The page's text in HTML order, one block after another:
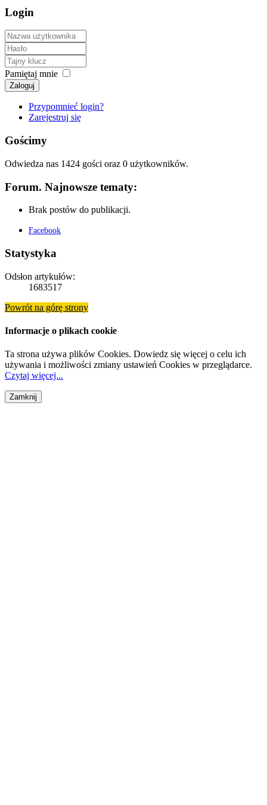
Login
Pamiętaj mnie
Zaloguj
Przypomnieć login?
Zarejestruj się
Gościmy
Odwiedza nas 1424 gości oraz 0 użytkowników.
Forum. Najnowsze tematy:
Brak postów do publikacji.
Facebook
Statystyka
Odsłon artykułów:
1683517
Powrót na górę strony
Informacje o plikach cookie
Ta strona używa plików Cookies. Dowiedz się więcej o celu ich
używania i możliwości zmiany ustawień Cookies w przeglądarce.
Czytaj więcej...